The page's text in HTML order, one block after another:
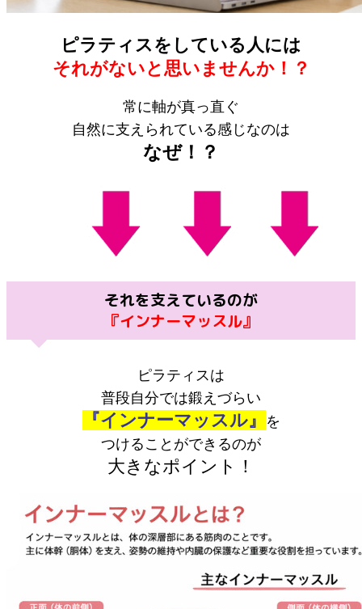
ピラティスをしている人には
それがないと思いませんか！？
常に軸が真っ直ぐ
自然に支えられている感じなのは
なぜ！？
それを支えているのが
『インナーマッスル』
ピラティスは
普段自分では鍛えづらい
『インナーマッスル』
を
つけることができるのが
大きなポイント！